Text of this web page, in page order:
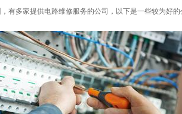
有多家提供电路维修服务的公司，以下是一些较为好的